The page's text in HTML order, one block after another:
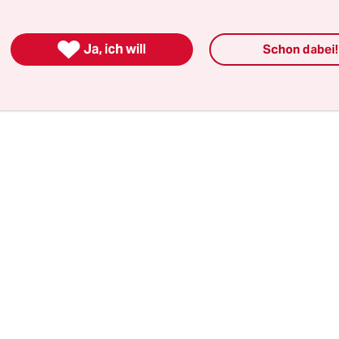
 Ja, ich will Schon dabei!